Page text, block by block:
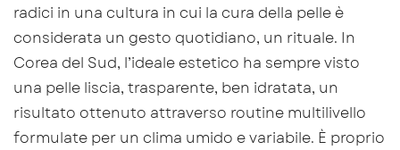
radici in una cultura in cui la cura della pelle è
considerata un gesto quotidiano, un rituale. In
Corea del Sud, l’ideale estetico ha sempre visto
una pelle liscia, trasparente, ben idratata, un
risultato ottenuto attraverso routine multilivello
formulate per un clima umido e variabile. È proprio